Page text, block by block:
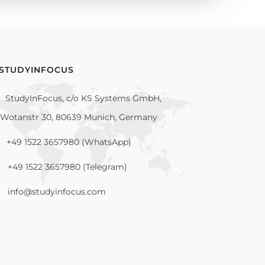
StudyInFocus, c/o KS Systems GmbH,
Wotanstr 30, 80639 Munich, Germany
+49 1522 3657980 (WhatsApp)
+49 1522 3657980 (Telegram)
info@studyinfocus.com